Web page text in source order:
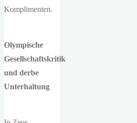
Komplimenten.
Olympische
Gesellschaftskritik
und derbe
Unterhaltung